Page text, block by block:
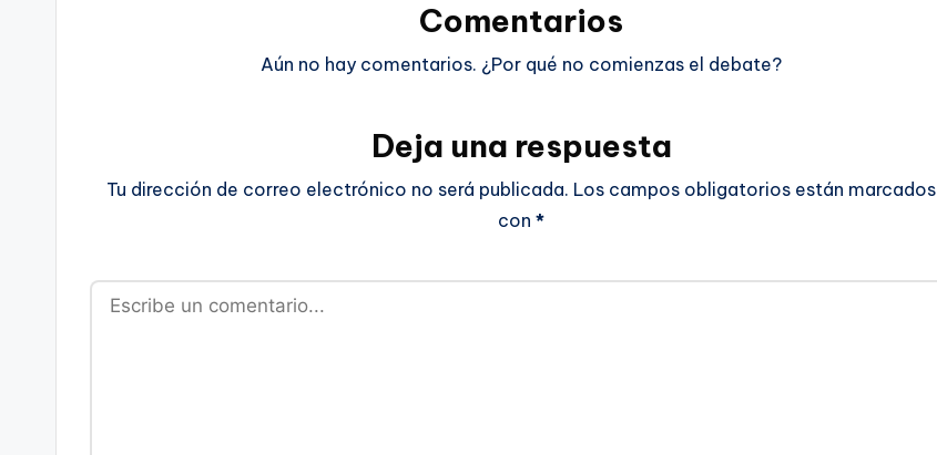
Comentarios
Aún no hay comentarios. ¿Por qué no comienzas el debate?
Deja una respuesta
Tu dirección de correo electrónico no será publicada. Los campos obligatorios están marcados
con*